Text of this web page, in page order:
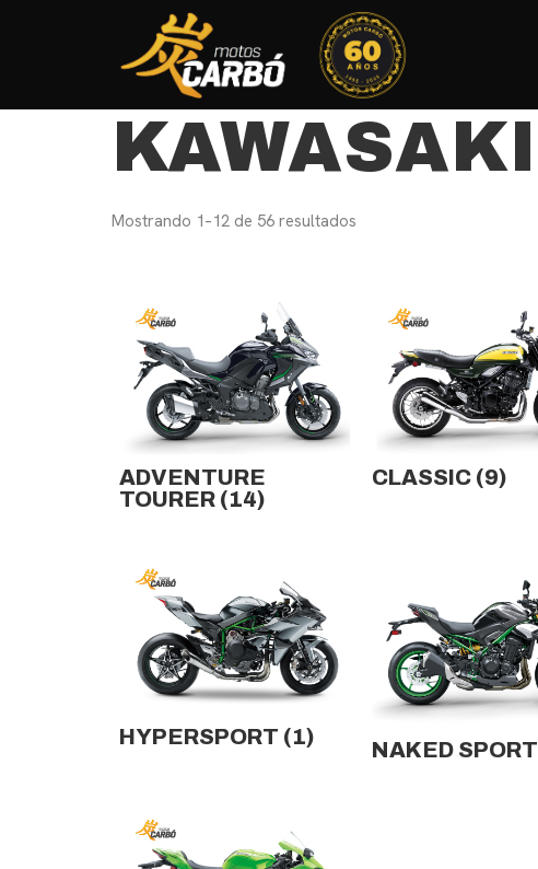
KAWASAKI
Mostrando 1–12 de 56 resultados
ADVENTURE
TOURER (14)
CLASSIC (9)
HYPERSPORT (1)
NAKED SPORT